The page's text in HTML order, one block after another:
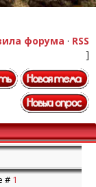
форума · RSS
]
# 1